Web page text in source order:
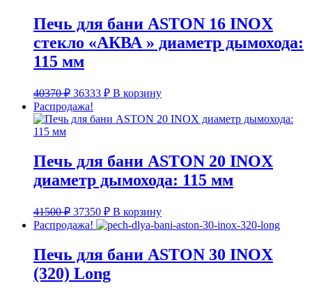
Печь для бани ASTON 16 INOX
стекло «АКВА » диаметр дымохода:
115 мм
40370₽ Первоначальная
цена
составляла
36333 ₽Текущая
цена:
36333 ₽.
В корзину
Распродажа!
Печь для бани ASTON 20 INOX
диаметр дымохода: 115 мм
41500₽ Первоначальная
цена
составляла
41500 ₽.
37350 ₽Текущая
цена:
В корзину
Распродажа!
Печь для бани ASTON 30 INOX
(320) Long